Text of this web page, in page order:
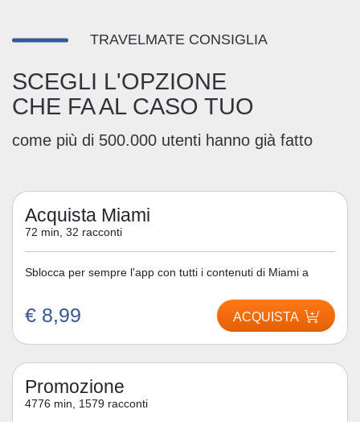
TRAVELMATE CONSIGLIA
SCEGLI L'OPZIONE
CHE FA AL CASO TUO
come più di 500.000 utenti hanno già fatto
Acquista Miami
72 min, 32 racconti
Sblocca per sempre l'app con tutti i contenuti di Miami a
€ 8,99 ACQUISTA
Promozione
4776 min, 1579 racconti